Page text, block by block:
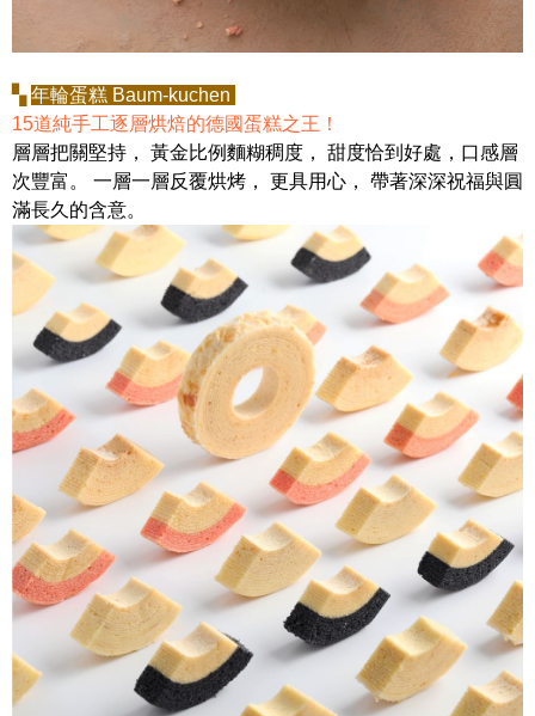
▚年輪蛋糕 Baum-kuchen
15道純手工逐層烘焙的德國蛋糕之王！
層層把關堅持， 黃金比例麵糊稠度， 甜度恰到好處，口感層
次豐富。 一層一層反覆烘烤， 更具用心， 帶著深深祝福與圓
滿長久的含意。